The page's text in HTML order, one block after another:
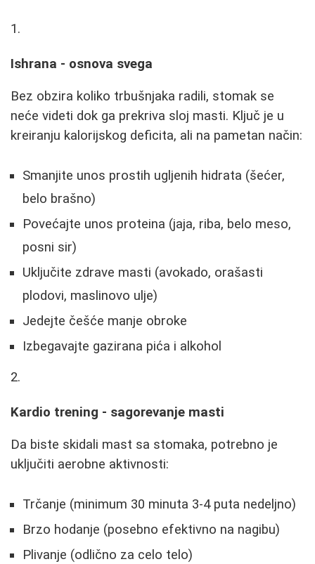
Ishrana - osnova svega
Bez obzira koliko trbušnjaka radili, stomak se
neće videti dok ga prekriva sloj masti. Ključ je u
kreiranju kalorijskog deficita, ali na pametan način:
Smanjite unos prostih ugljenih hidrata (šećer,
belo brašno)
Povećajte unos proteina (jaja, riba, belo meso,
posni sir)
Uključite zdrave masti (avokado, orašasti
plodovi, maslinovo ulje)
Jedejte češće manje obroke
Izbegavajte gazirana pića i alkohol
Kardio trening - sagorevanje masti
Da biste skidali mast sa stomaka, potrebno je
uključiti aerobne aktivnosti:
Trčanje (minimum 30 minuta 3-4 puta nedeljno)
Brzo hodanje (posebno efektivno na nagibu)
Plivanje (odlično za celo telo)